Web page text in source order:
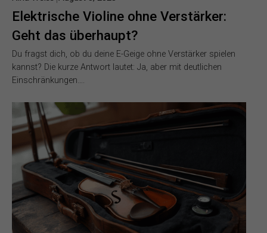
Elektrische Violine ohne Verstärker:
Geht das überhaupt?
Du fragst dich, ob du deine E-Geige ohne Verstärker spielen
kannst? Die kurze Antwort lautet: Ja, aber mit deutlichen
Einschränkungen….